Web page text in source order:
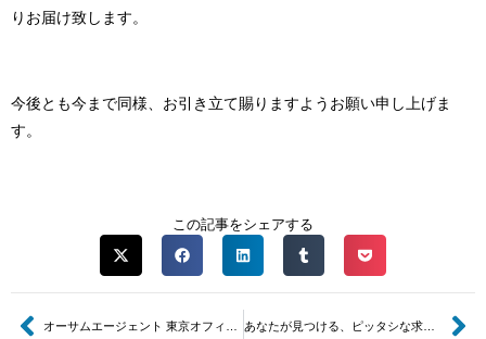
りお届け致します。
今後とも今まで同様、お引き立て賜りますようお願い申し上げま
す。
この記事をシェアする
あなたが見つける、ピッタシな求人情報”Pittashi”サービス終了のお知らせ